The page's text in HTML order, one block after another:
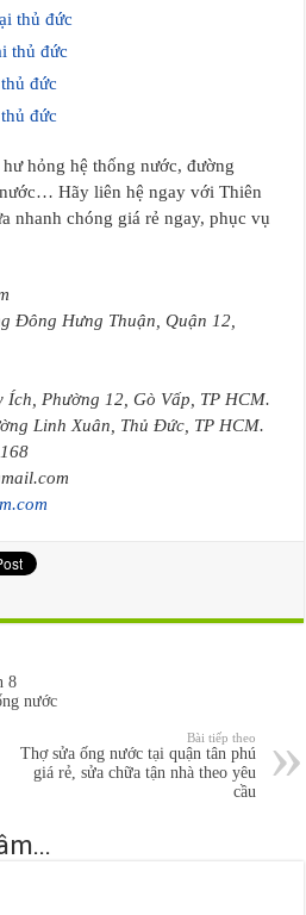
thủ đức
thủ đức
đức
đức
hỏng hệ thống nước, đường
Hãy liên hệ ngay với Thiên
nhanh chóng giá rẻ ngay, phục vụ
Đông Hưng Thuận, Quận 12,
Phường 12, Gò Vấp, TP HCM.
Linh Xuân, Thủ Đức, TP HCM.
8
nước
Bài tiếp theo
Thợ sửa ống nước tại quận tân phú
giá rẻ, sửa chữa tận nhà theo yêu
cầu